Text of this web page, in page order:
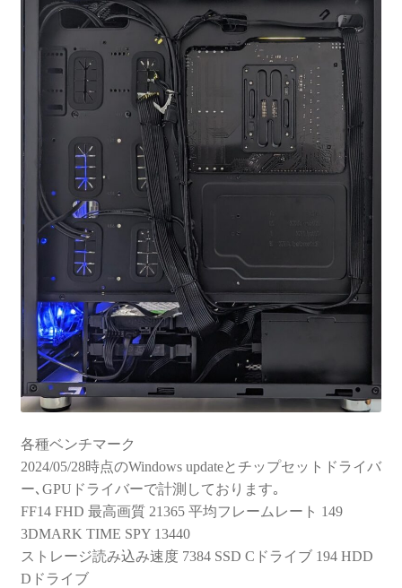
各種ベンチマーク
2024/05/28時点のWindows updateとチップセットドライバ
ー､GPUドライバーで計測しております｡
FF14 FHD 最高画質 21365 平均フレームレート 149
3DMARK TIME SPY 13440
ストレージ読み込み速度 7384 SSD Cドライブ 194 HDD
Dドライブ